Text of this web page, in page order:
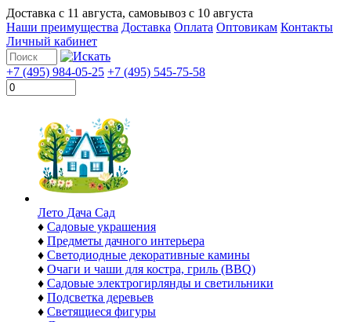
Доставка с 11 августа, самовывоз с 10 августа
Наши преимущества Доставка Оплата Оптовикам Контакты
Личный кабинет
+7 (495) 984-05-25 +7 (495) 545-75-58
Лето Дача Сад
♦ Садовые украшения
♦ Предметы дачного интерьера
♦ Светодиодные декоративные камины
♦ Очаги и чаши для костра, гриль (BBQ)
♦ Садовые электрогирлянды и светильники
♦ Подсветка деревьев
♦ Светящиеся фигуры